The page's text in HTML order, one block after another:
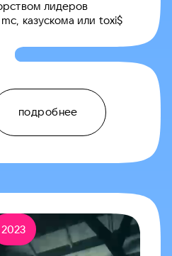
лидеров
казускома или toxi$
подробнее
2023